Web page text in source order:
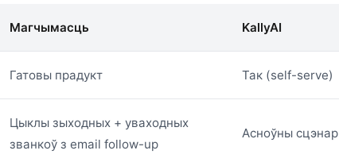
Магчымасць KallyAI
Гатовы прадукт Так (self-serve)
Цыклы зыходных + уваходных
званкоў з email follow-up
Асноўны сцэнар